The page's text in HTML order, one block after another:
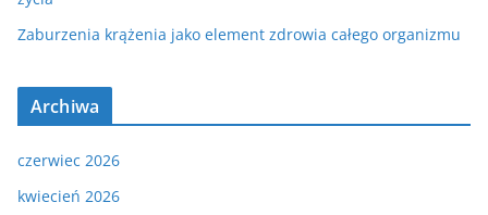
Zaburzenia krążenia jako element zdrowia całego organizmu
Archiwa
czerwiec 2026
kwiecień 2026